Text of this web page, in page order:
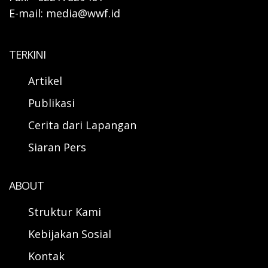
E-mail: media@wwf.id
TERKINI
Artikel
Publikasi
Cerita dari Lapangan
Siaran Pers
ABOUT
Struktur Kami
Kebijakan Sosial
Kontak